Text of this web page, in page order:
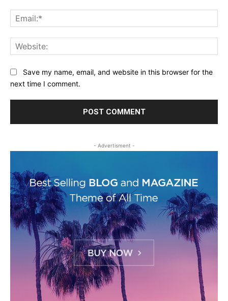
Save my name, email, and website in this browser for the
next time I comment.
- Advertisment -